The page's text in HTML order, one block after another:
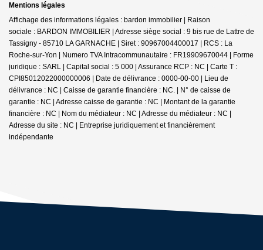
Mentions légales
Affichage des informations légales : bardon immobilier | Raison
sociale : BARDON IMMOBILIER | Adresse siège social : 9 bis rue de Lattre de
Tassigny - 85710 LA GARNACHE | Siret : 90967004400017 | RCS : La
Roche-sur-Yon | Numero TVA Intracommunautaire : FR19909670044 | Forme
juridique : SARL | Capital social : 5 000 | Assurance RCP : NC | Carte T :
CPI85012022000000006 | Date de délivrance : 0000-00-00 | Lieu de
délivrance : NC | Caisse de garantie financière : NC. | N° de caisse de
garantie : NC | Adresse caisse de garantie : NC | Montant de la garantie
financière : NC | Nom du médiateur : NC | Adresse du médiateur : NC |
Adresse du site : NC | Entreprise juridiquement et financièrement
indépendante